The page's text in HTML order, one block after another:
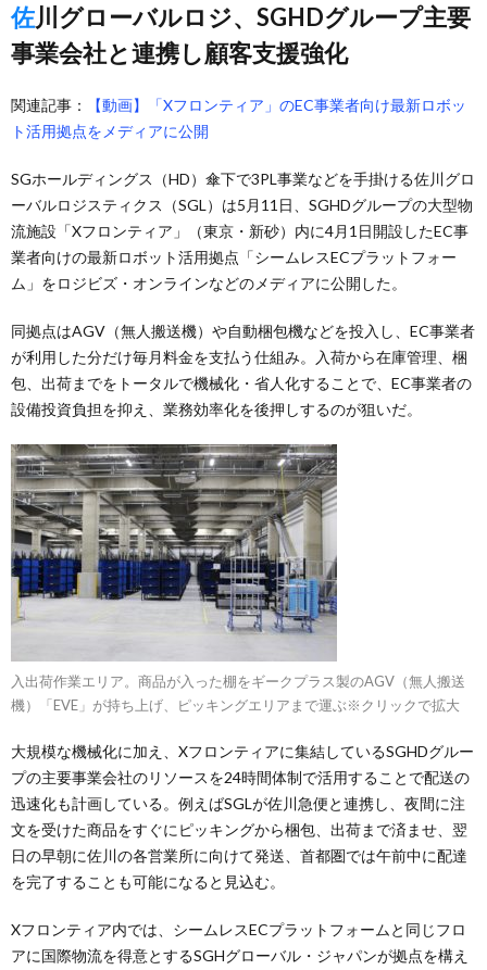
佐川グローバルロジ、SGHDグループ主要
事業会社と連携し顧客支援強化
関連記事：
【動画】「Xフロンティア」のEC事業者向け最新ロボッ
ト活用拠点をメディアに公開
SGホールディングス（HD）傘下で3PL事業などを手掛ける佐川グロ
ーバルロジスティクス（SGL）は5月11日、SGHDグループの大型物
流施設「Xフロンティア」（東京・新砂）内に4月1日開設したEC事
業者向けの最新ロボット活用拠点「シームレスECプラットフォー
ム」をロジビズ・オンラインなどのメディアに公開した。
同拠点はAGV（無人搬送機）や自動梱包機などを投入し、EC事業者
が利用した分だけ毎月料金を支払う仕組み。入荷から在庫管理、梱
包、出荷までをトータルで機械化・省人化することで、EC事業者の
設備投資負担を抑え、業務効率化を後押しするのが狙いだ。
入出荷作業エリア。商品が入った棚をギークプラス製のAGV（無人搬送
機）「EVE」が持ち上げ、ピッキングエリアまで運ぶ※クリックで拡大
大規模な機械化に加え、Xフロンティアに集結しているSGHDグルー
プの主要事業会社のリソースを24時間体制で活用することで配送の
迅速化も計画している。例えばSGLが佐川急便と連携し、夜間に注
文を受けた商品をすぐにピッキングから梱包、出荷まで済ませ、翌
日の早朝に佐川の各営業所に向けて発送、首都圏では午前中に配達
を完了することも可能になると見込む。
Xフロンティア内では、シームレスECプラットフォームと同じフロ
アに国際物流を得意とするSGHグローバル・ジャパンが拠点を構え